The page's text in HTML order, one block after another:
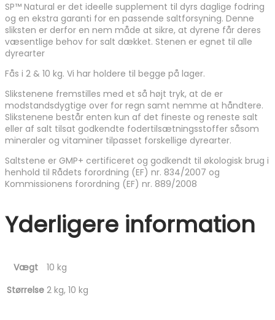
SP™ Natural er det ideelle supplement til dyrs daglige fodring
og en ekstra garanti for en passende saltforsyning. Denne
sliksten er derfor en nem måde at sikre, at dyrene får deres
væsentlige behov for salt dækket. Stenen er egnet til alle
dyrearter
Fås i 2 & 10 kg. Vi har holdere til begge på lager.
Slikstenene fremstilles med et så højt tryk, at de er
modstandsdygtige over for regn samt nemme at håndtere.
Slikstenene består enten kun af det fineste og reneste salt
eller af salt tilsat godkendte fodertilsætningsstoffer såsom
mineraler og vitaminer tilpasset forskellige dyrearter.
Saltstene er GMP+ certificeret og godkendt til økologisk brug i
henhold til Rådets forordning (EF) nr. 834/2007 og
Kommissionens forordning (EF) nr. 889/2008
Yderligere information
Vægt
10 kg
Størrelse 2 kg, 10 kg